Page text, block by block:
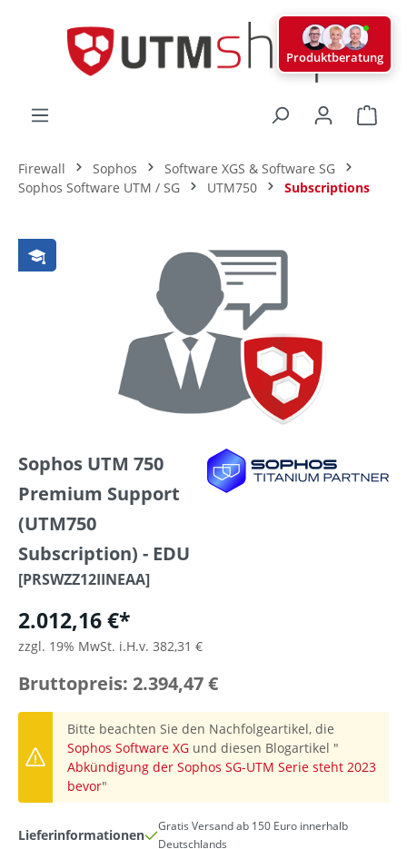
Firewall Sophos
Software XGS & Software SG
Sophos Software UTM / SG
UTM750 Subscriptions
Bildergalerie überspringen
Sophos UTM 750
Premium Support
(UTM750
Subscription) - EDU
[PRSWZZ12IINEAA]
2.012,16 €*
zzgl. 19% MwSt. i.H.v. 382,31 €
Bruttopreis: 2.394,47 €
Bitte beachten Sie den Nachfolgeartikel, die
Sophos Software XG und diesen Blogartikel "
Abkündigung der Sophos SG-UTM Serie steht 2023
bevor"
Lieferinformationen
Gratis Versand ab 150 Euro innerhalb
Deutschlands
Produktberatung